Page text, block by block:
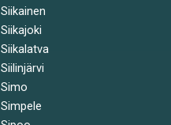
Siikainen
Siikajoki
Siikalatva
Siilinjärvi
Simo
Simpele